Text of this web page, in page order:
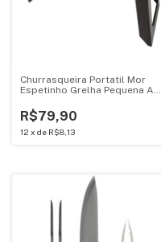
Churrasqueira Portatil Mor
Espetinho Grelha Pequena Aco
R$79,90
12 x de R$8,13